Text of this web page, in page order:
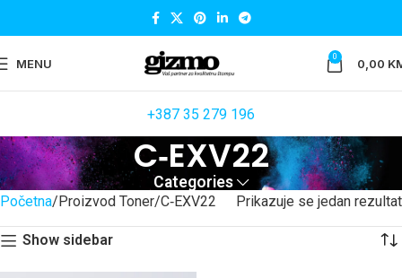
MENU 0 0,00
+387 35 279 196
C‐EXV22
Categories
Početna Proizvod Toner C‐EXV22 Prikazuje se jedan rezultat
Show sidebar